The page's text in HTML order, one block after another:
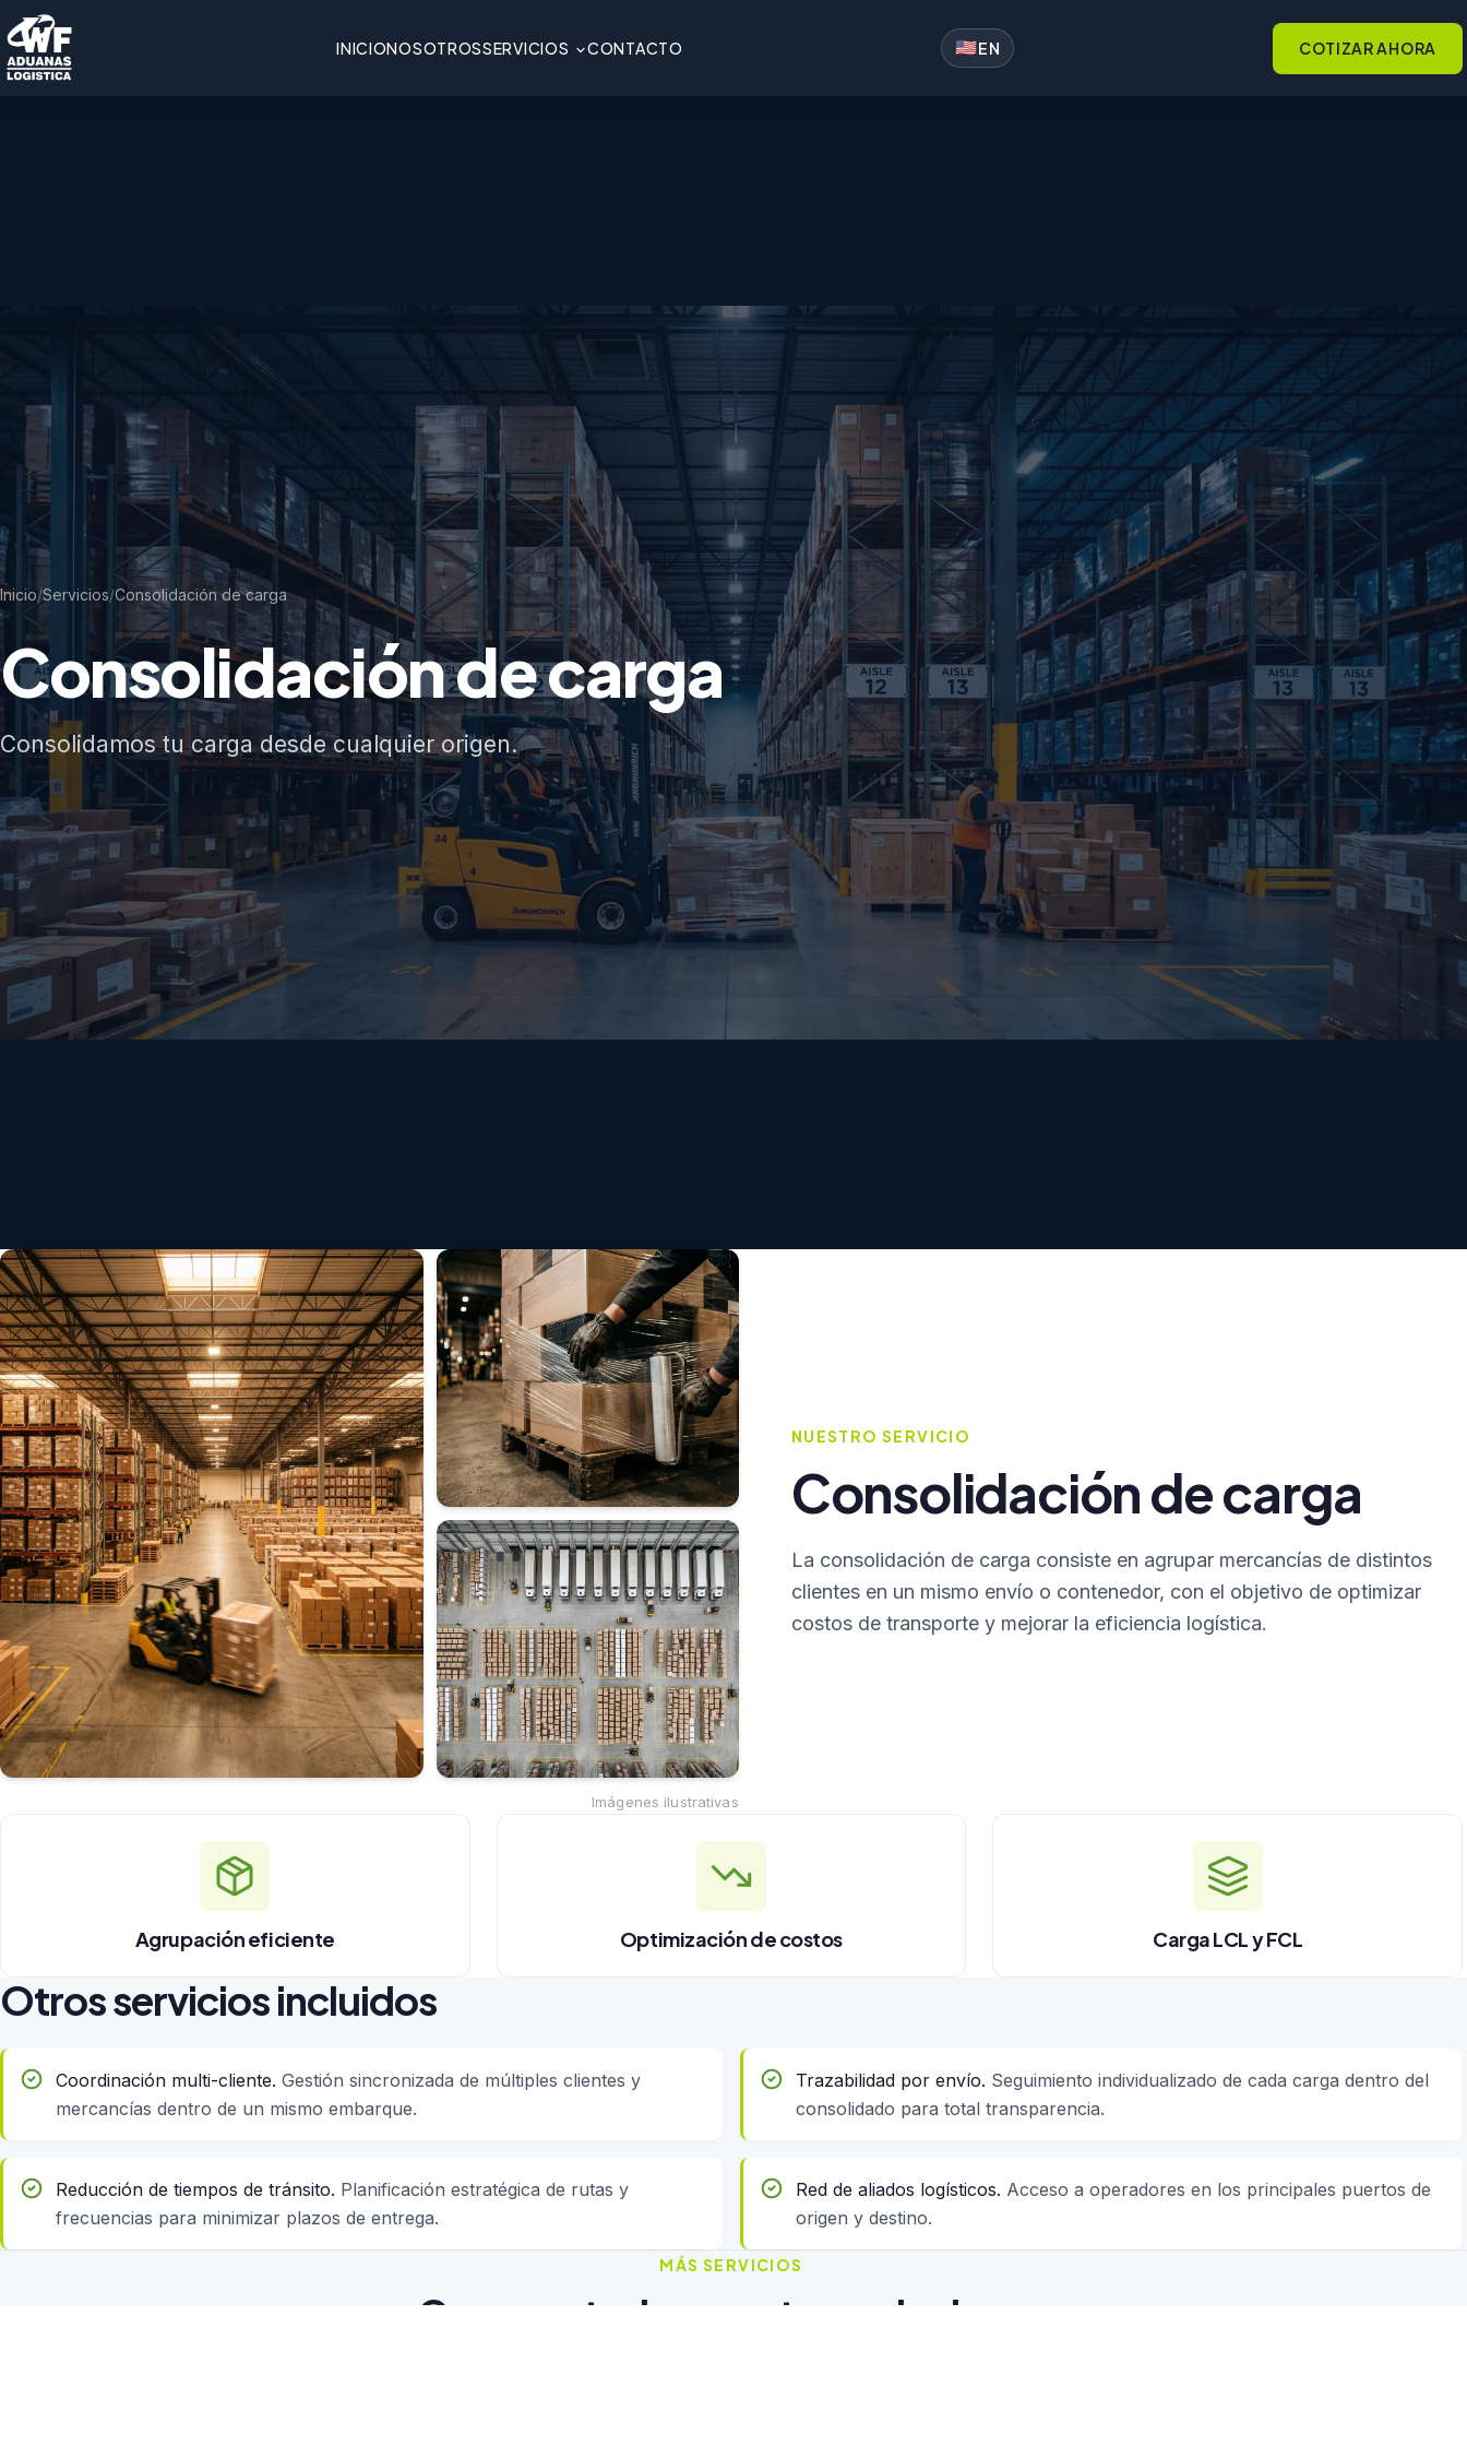
INICIONOSOTROSSERVICIOS CONTACTO 🇺🇸EN COTIZAR AHORA
Inicio/Servicios/Consolidación de carga
Consolidación de carga
Consolidamos tu carga desde cualquier origen.
Imágenes ilustrativas
NUESTRO SERVICIO
Consolidación de carga
La consolidación de carga consiste en agrupar mercancías de distintos
clientes en un mismo envío o contenedor, con el objetivo de optimizar
costos de transporte y mejorar la eficiencia logística.
Agrupación eficiente Optimización de costos Carga LCL y FCL
Otros servicios incluidos
Coordinación multi-cliente. Gestión sincronizada de múltiples clientes y
mercancías dentro de un mismo embarque.
Trazabilidad por envío. Seguimiento individualizado de cada carga dentro del
consolidado para total transparencia.
Reducción de tiempos de tránsito. Planificación estratégica de rutas y
frecuencias para minimizar plazos de entrega.
Red de aliados logísticos. Acceso a operadores en los principales puertos de
origen y destino.
MÁS SERVICIOS
Conozca todas nuestras soluciones